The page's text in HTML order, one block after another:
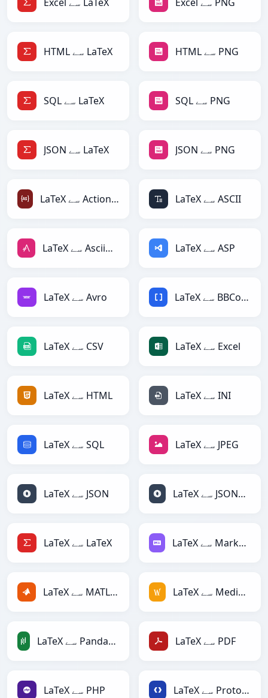
HTML سے LaTeX HTML سے PNG
SQL سے LaTeX SQL سے PNG
JSON سے LaTeX JSON سے PNG
LaTeX سے ActionScript LaTeX سے ASCII
LaTeX سے AsciiDoc LaTeX سے ASP
LaTeX سے Avro LaTeX سے BBCode
LaTeX سے CSV LaTeX سے Excel
LaTeX سے HTML LaTeX سے INI
LaTeX سے SQL LaTeX سے JPEG
LaTeX سے JSON LaTeX سے JSONLines
LaTeX سے LaTeX LaTeX سے Markdown
LaTeX سے MATLAB LaTeX سے MediaWiki
LaTeX سے PandasDataFrame LaTeX سے PDF
LaTeX سے PHP LaTeX سے Protobuf